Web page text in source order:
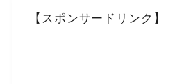
【スポンサードリンク】